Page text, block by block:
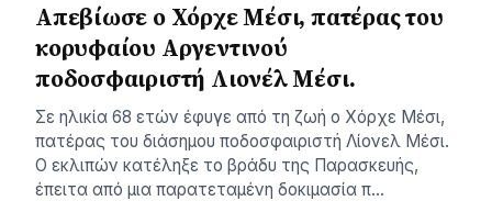
Απεβίωσε ο Χόρχε Μέσι, πατέρας του
κορυφαίου Αργεντινού
ποδοσφαιριστή Λιονέλ Μέσι.
Σε ηλικία 68 ετών έφυγε από τη ζωή ο Χόρχε Μέσι,
πατέρας του διάσημου ποδοσφαιριστή Λίονελ Μέσι.
Ο εκλιπών κατέληξε το βράδυ της Παρασκευής,
έπειτα από μια παρατεταμένη δοκιμασία π…